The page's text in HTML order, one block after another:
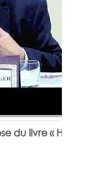
du livre «